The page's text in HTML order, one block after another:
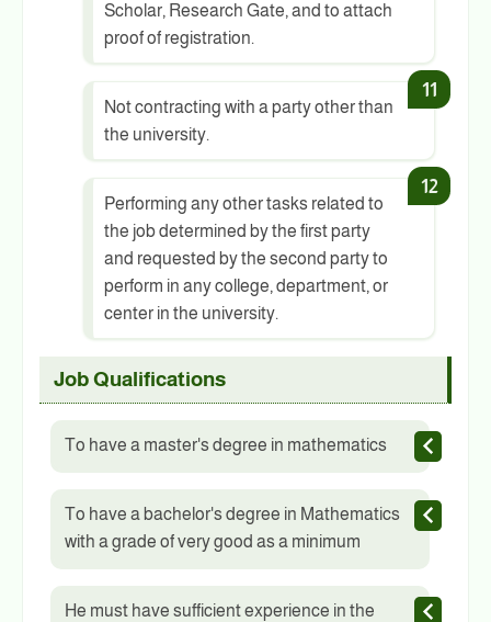
Scholar, Research Gate, and to attach
proof of registration.
Not contracting with a party other than
the university.
Performing any other tasks related to
the job determined by the first party
and requested by the second party to
perform in any college, department, or
center in the university.
Job Qualifications
To have a master's degree in mathematics
To have a bachelor's degree in Mathematics
with a grade of very good as a minimum
He must have sufficient experience in the